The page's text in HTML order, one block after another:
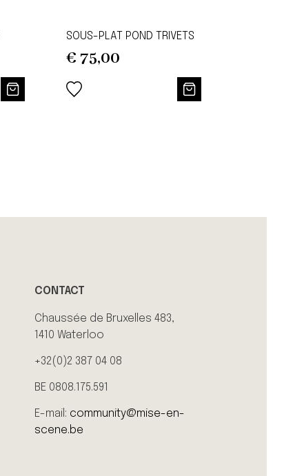
SOUS-PLAT POND TRIVETS
€ 75,00
CONTACT
Chaussée de Bruxelles 483,
1410 Waterloo
+32(0)2 387 04 08
BE 0808.175.591
E-mail: community@mise-en-
scene.be